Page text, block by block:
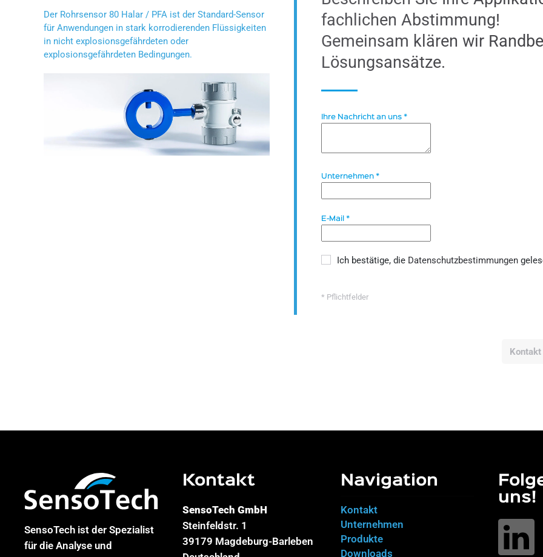
fachlichen Abstimmung!
Gemeinsam klären wir
Lösungsansätze.
Ihre Nachricht an uns*
Unternehmen*
E-Mail*
Ich bestätige, die Datenschutzbestimmungen
* Pflichtfelder
Kontakt
Der Rohrsensor 80 Halar / PFA ist der Standard-Sensor
für Anwendungen in stark korrodierenden Flüssigkeiten
in nicht explosionsgefährdeten oder
explosionsgefährdeten Bedingungen.
SensoTech ist der Spezialist
für die Analyse und
Kontakt
SensoTech GmbH
Steinfeldstr. 1
39179 Magdeburg-Barleben
Navigation
Kontakt
Unternehmen
Produkte
Downloads
uns!